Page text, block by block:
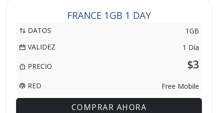
FRANCE 1GB 1 DAY
DATOS
1GB
VALIDEZ
1 Día
PRECIO $3
RED Free Mobile
COMPRAR AHORA